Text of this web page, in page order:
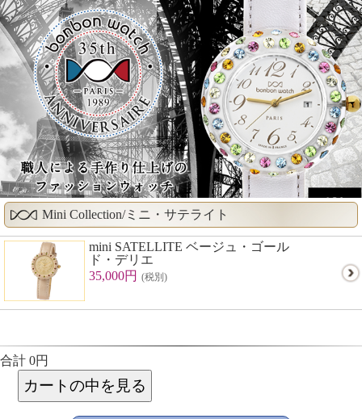
Mini Collection/ミニ・サテライト
mini SATELLITE ベージュ・ゴール
ド・デリエ
35,000円 (税別)
合計 0円